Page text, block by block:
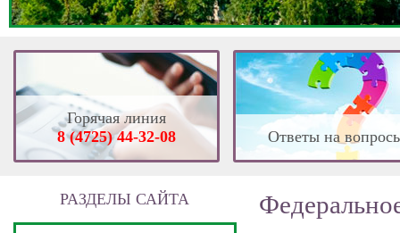
Горячая линия
8 (4725) 44-32-08
Ответы на
РАЗДЕЛЫ САЙТА